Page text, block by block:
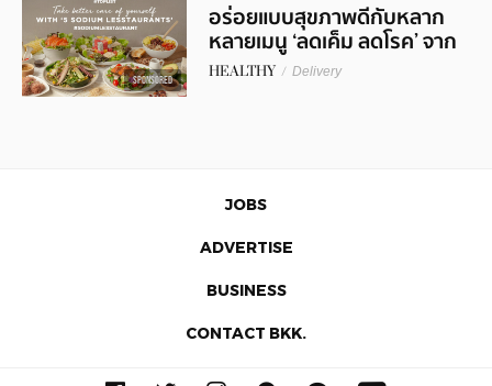
SPONSORED
อร่อยแบบสุขภาพดีกับหลาก
หลายเมนู ‘ลดเค็ม ลดโรค’ จาก
5 Sodium Lesstaurant
HEALTHY / Delivery
JOBS
ADVERTISE
BUSINESS
CONTACT BKK.